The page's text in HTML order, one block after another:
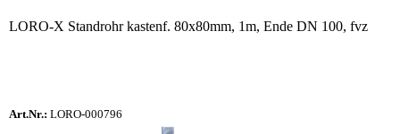
LORO-X Standrohr kastenf. 80x80mm, 1m, Ende DN 100, fvz
Art.Nr.: LORO-000796